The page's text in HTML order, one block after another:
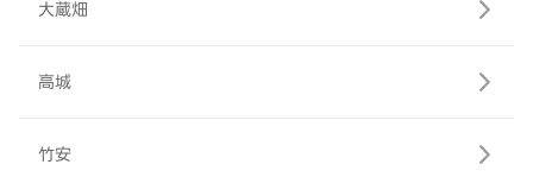
大蔵畑
高城
竹安